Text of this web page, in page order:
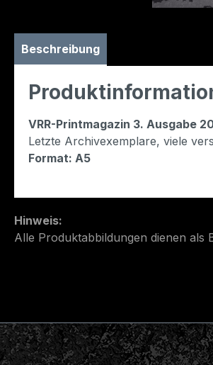
Hinweis:
Alle Produktabbildungen dienen als
Beschreibung
VRR-Printmagazin 3. Ausgabe
Letzte Archivexemplare, viele
Format: A5